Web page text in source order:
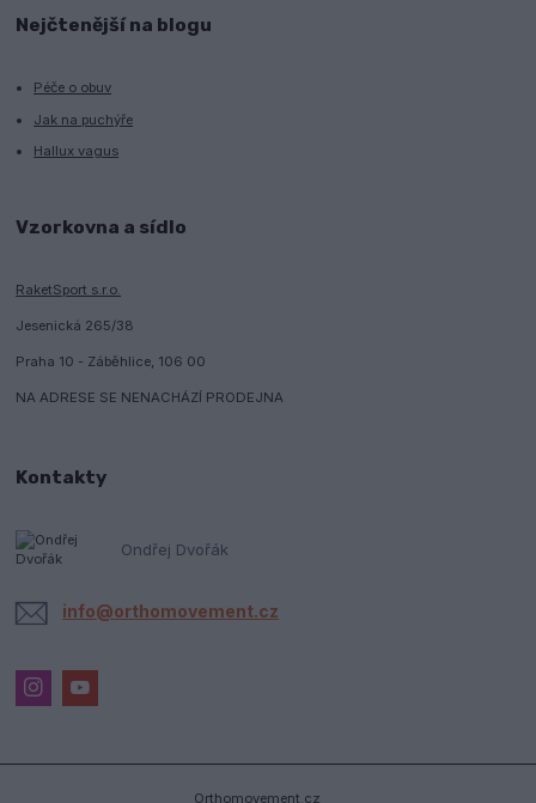
Nejčtenější na blogu
Péče o obuv
Jak na puchýře
Hallux vagus
Vzorkovna a sídlo
RaketSport s.r.o.
Jesenická 265/38
Praha 10 - Záběhlice, 106 00
NA ADRESE SE NENACHÁZÍ PRODEJNA
Kontakty
Ondřej Dvořák
info@orthomovement.cz
Orthomovement.cz